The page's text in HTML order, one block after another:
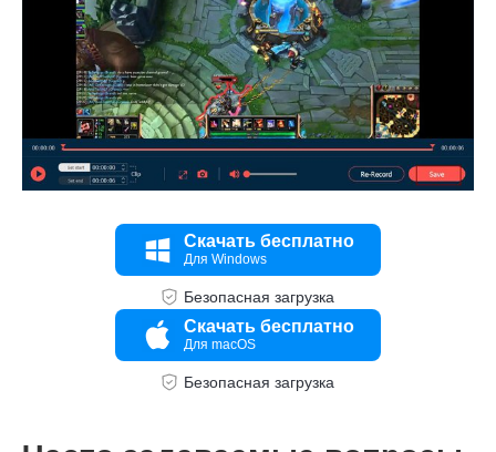
Скачать бесплатно
Для Windows
Безопасная загрузка
Скачать бесплатно
Для macOS
Безопасная загрузка